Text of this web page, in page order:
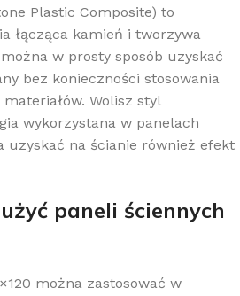
Plastic Composite) to
łącząca kamień i tworzywa
w prosty sposób uzyskać
bez konieczności stosowania
Wolisz styl
wykorzystana w panelach
uzyskać na ścianie również efekt
paneli ściennych
można zastosować w